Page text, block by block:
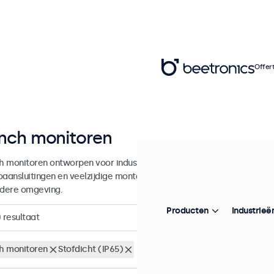
monitoren
monitoren ontworpen voor industrieel en commercieel gebruik.
en veelzijdige montageopties, waarmee ze naadloos
omgeving.
resultaat
monitoren Stofdicht (IP65)
Producten